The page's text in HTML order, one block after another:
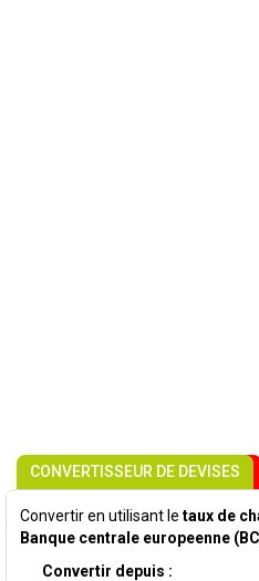
CONVERTISSEUR DE DEVISES
Convertir en utilisant le taux de
Banque centrale europeenne
Convertir depuis :